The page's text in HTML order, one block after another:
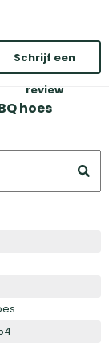
Schrijf een
review
hoes